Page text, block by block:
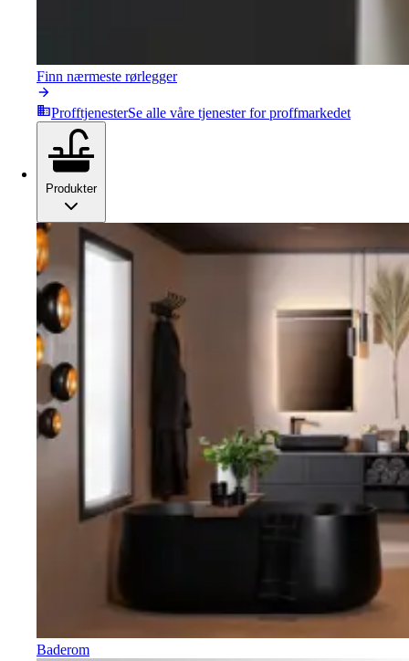
Finn nærmeste rørlegger
ProfftjenesterSe alle våre tjenester for proffmarkedet
Produkter
Baderom